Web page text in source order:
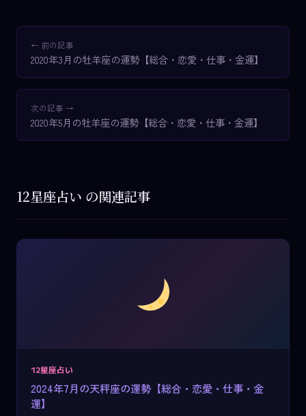
← 前の記事
2020年3月の牡羊座の運勢【総合・恋愛・仕事・金運】
次の記事 →
2020年5月の牡羊座の運勢【総合・恋愛・仕事・金運】
12星座占い の関連記事
12星座占い
2024年7月の天秤座の運勢【総合・恋愛・仕事・金
運】